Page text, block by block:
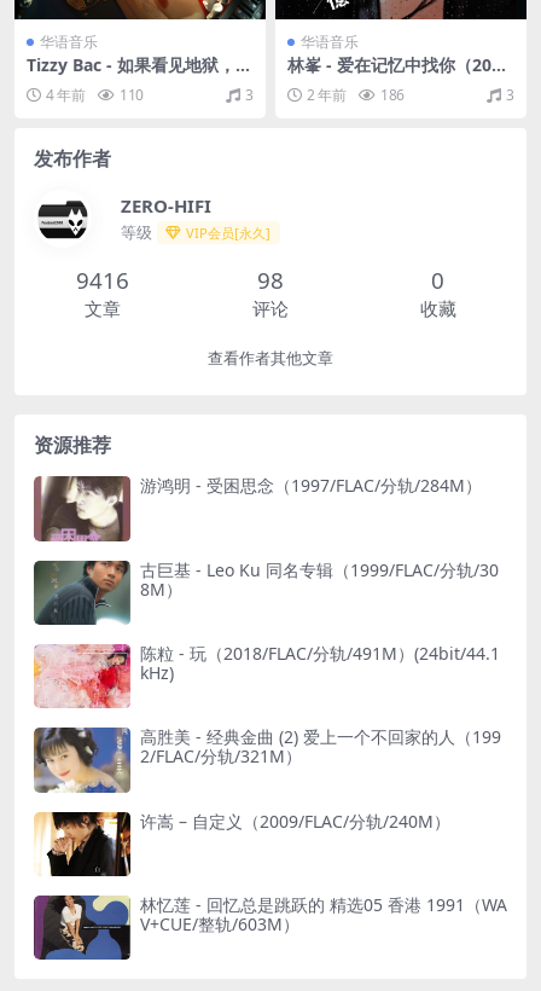
华语音乐
Tizzy Bac - 如果看见地狱，我
就不怕魔鬼（2009/FLAC/分
轨/479M）
4 年前 110 3
华语音乐
林峯 - 爱在记忆中找你（200
7/FLAC/分轨/249M）
2 年前 186 3
发布作者
ZERO-HIFI
等级 VIP会员[永久]
9416
文章
98
评论
0
收藏
查看作者其他文章
资源推荐
游鸿明 - 受困思念（1997/FLAC/分轨/284M）
古巨基 - Leo Ku 同名专辑（1999/FLAC/分轨/30
8M）
陈粒 - 玩（2018/FLAC/分轨/491M）(24bit/44.1
kHz)
高胜美 - 经典金曲 (2) 爱上一个不回家的人（199
2/FLAC/分轨/321M）
许嵩 – 自定义（2009/FLAC/分轨/240M）
林忆莲 - 回忆总是跳跃的 精选05 香港 1991（WA
V+CUE/整轨/603M）